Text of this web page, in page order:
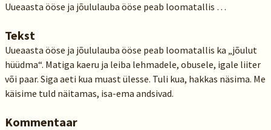
Uueaasta ööse ja jõululauba ööse peab loomatallis …
Tekst
Uueaasta ööse ja jõululauba ööse peab loomatallis ka „jõulut
hüüdma“. Matiga kaeru ja leiba lehmadele, obusele, igale liiter
või paar. Siga aeti kua muast ülesse. Tuli kua, hakkas näsima. Me
käisime tuld näitamas, isa-ema andsivad.
Kommentaar